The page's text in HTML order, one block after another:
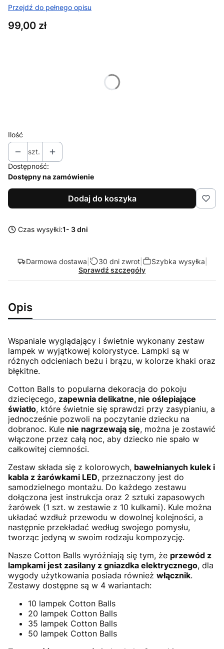
Przejdź do pełnego opisu
Cena
99,00 zł
Ilość
szt.
Dostępność:
Dostępny na zamówienie
Dodaj do koszyka
Czas wysyłki:1- 3 dni
Darmowa dostawa 30 dni zwrot| Szybka wysyłka
Sprawdź szczegóły
Opis
Wspaniale wyglądający i świetnie wykonany zestaw
lampek w wyjątkowej kolorystyce. Lampki są w
różnych odcieniach beżu i brązu, w kolorze khaki oraz
błękitne.
Cotton Balls to popularna dekoracja do pokoju
dziecięcego, zapewnia delikatne, nie oślepiające
światło, które świetnie się sprawdzi przy zasypianiu, a
jednocześnie pozwoli na poczytanie dziecku na
dobranoc. Kule nie nagrzewają się, można je zostawić
włączone przez całą noc, aby dziecko nie spało w
całkowitej ciemności.
Zestaw składa się z kolorowych, bawełnianych kulek i
kabla z żarówkami LED, przeznaczony jest do
samodzielnego montażu. Do każdego zestawu
dołączona jest instrukcja oraz 2 sztuki zapasowych
żarówek (1 szt. w zestawie z 10 kulkami). Kule można
układać wzdłuż przewodu w dowolnej kolejności, a
następnie przekładać według swojego pomysłu,
tworząc jedyną w swoim rodzaju kompozycję.
Nasze Cotton Balls wyróżniają się tym, że przewód z
lampkami jest zasilany z gniazdka elektrycznego, dla
wygody użytkowania posiada również włącznik.
Zestawy dostępne są w 4 wariantach:
10 lampek Cotton Balls
20 lampek Cotton Balls
35 lampek Cotton Balls
50 lampek Cotton Balls